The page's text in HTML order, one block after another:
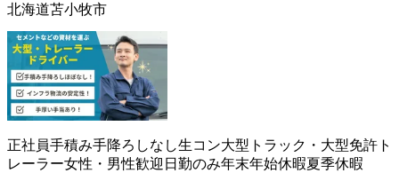
北海道苫小牧市
正社員手積み手降ろしなし生コン大型トラック・大型免許 ト
レーラー女性・男性歓迎 日勤のみ年末年始休暇夏季休暇